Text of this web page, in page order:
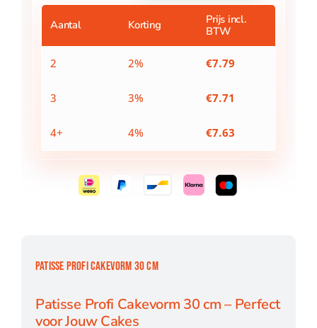
cm
Aantal Korting
Prijs incl.
BTW
2 2% €7.79
3 3% €7.71
4+ 4% €7.63
PATISSE PROFI CAKEVORM 30 CM
Patisse Profi Cakevorm 30 cm – Perfect
voor Jouw Cakes